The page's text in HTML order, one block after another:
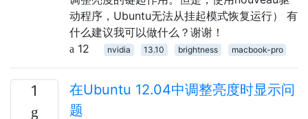
动程序，Ubuntu无法从挂起模式恢复运行） 有
什么建议我可以做什么？谢谢！
12
nvidia 13.10 brightness macbook-pro
1
在Ubuntu 12.04中调整亮度时显示问
题